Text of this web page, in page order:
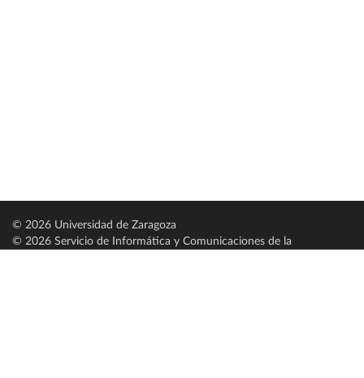
© 2026 Universidad de Zaragoza
© 2026 Servicio de Informática y Comunicaciones de la